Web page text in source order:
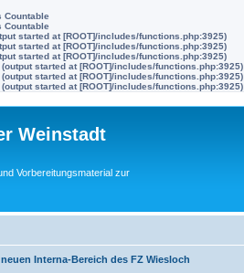
Countable
Countable
started at [ROOT]/includes/functions.php:3925)
started at [ROOT]/includes/functions.php:3925)
started at [ROOT]/includes/functions.php:3925)
started at [ROOT]/includes/functions.php:3925)
started at [ROOT]/includes/functions.php:3925)
started at [ROOT]/includes/functions.php:3925)
Weinstadt
Vorbereitungsmaterial zur
Interna-Bereich des FZ Wiesloch